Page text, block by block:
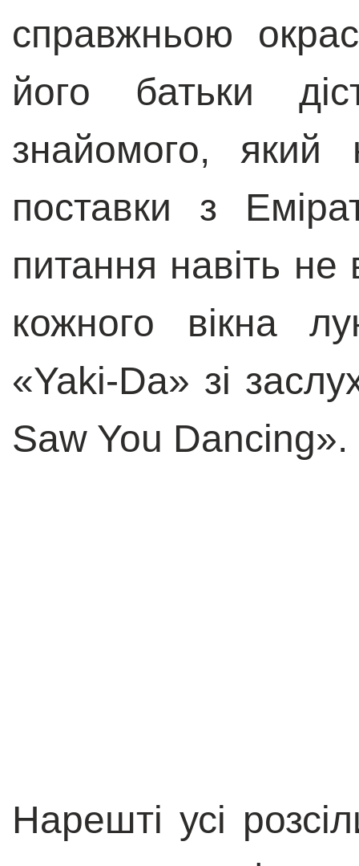
справжньою
його батьки
знайомого, який
поставки з
питання навіть не
кожного вікна
«Yaki-Da» зі
Saw You Dancing».
Нарешті усі